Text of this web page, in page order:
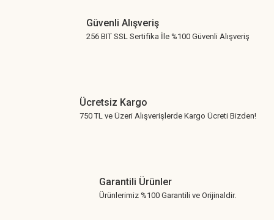
Güvenli Alışveriş
256 BIT SSL Sertifika İle %100 Güvenli Alışveriş
Ücretsiz Kargo
750 TL ve Üzeri Alışverişlerde Kargo Ücreti Bizden!
Garantili Ürünler
Ürünlerimiz %100 Garantili ve Orijinaldir.